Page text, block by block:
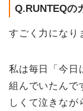
Q.RUNTEQの
すごく力になり
私は毎日「今日
組んでいたんで
しくて泣きなが